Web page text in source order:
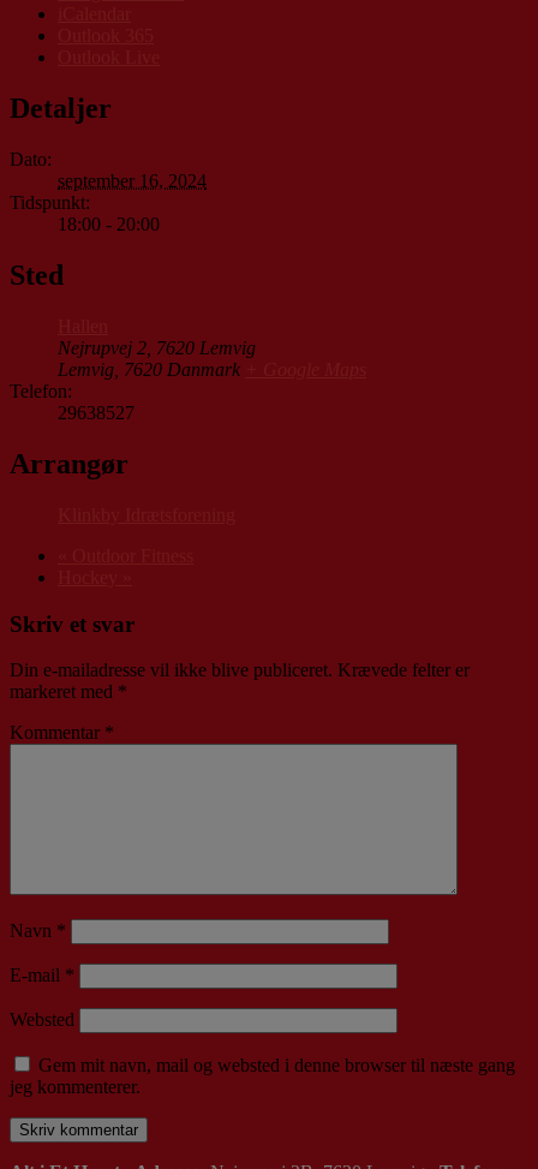
Detaljer
Dato:
september 16, 2024
Tidspunkt:
18:00 - 20:00
Sted
Nejrupvej 2, 7620 Lemvig
Lemvig 7620 Danmark
Telefon:
29638527
Arrangør
Skriv et svar
Din e-mailadresse vil ikke blive publiceret. Krævede felter er
markeret med *
Kommentar *
Navn *
E-mail *
Websted
Gem mit navn, mail og websted i denne browser til næste gang
jeg kommenterer.